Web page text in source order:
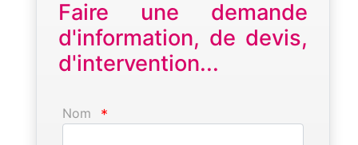
Faire une demande
d'information, de devis,
d'intervention...
Nom *